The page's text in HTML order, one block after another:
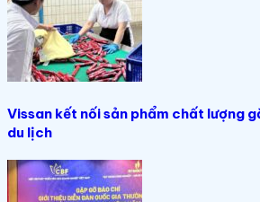
Vissan kết nối sản phẩm chất lượng
du lịch